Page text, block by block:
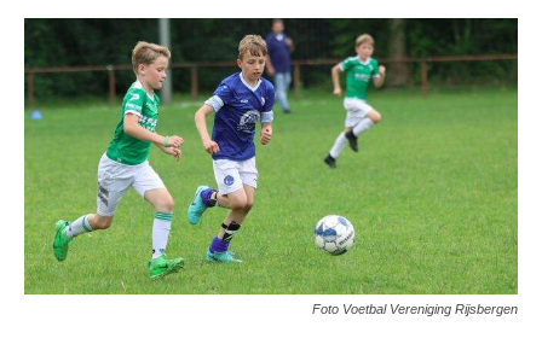
Foto Voetbal Vereniging Rijsbergen